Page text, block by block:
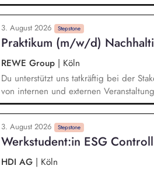
Unternehmensgruppe auf natürliche
Chancen analysieren: Du identifizierst
Risiken und Abhängigkeiten entlang
daraus wirksame Maßnahmen ab. Ziele
Messgrößen und Maßnahmenpläne
relevanten Fachbereichen erfolgreich um.
3. August 2026 Stepstone
Praktikum (m/w/d)
REWE Group | Köln
Du unterstützt uns tatkräftig bei der
von internen und externen
Durchführung von Projekten im
Nachhaltigkeitsberichtserstattung.
Nachhaltigkeitsprojekten (z.B. durch die
Projektdokumentationen und Analysen
interner Termine).
3. August 2026 Stepstone
Werkstudent:in ESG
HDI AG | Köln